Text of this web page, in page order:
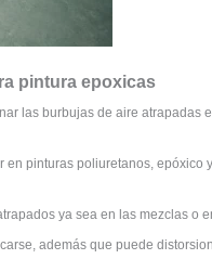
pintura epoxicas
las burbujas de aire
pinturas poliuretanos, epóxico
ya sea en las mezclas o
además que puede